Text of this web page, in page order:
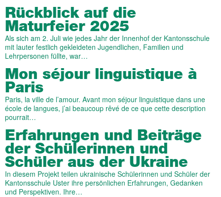
Rückblick auf die
Maturfeier 2025
Als sich am 2. Juli wie jedes Jahr der Innenhof der Kantonsschule
mit lauter festlich gekleideten Jugendlichen, Familien und
Lehrpersonen füllte, war…
Mon séjour linguistique à
Paris
Paris, la ville de l’amour. Avant mon séjour linguistique dans une
école de langues, j’ai beaucoup rêvé de ce que cette description
pourrait…
Erfahrungen und Beiträge
der Schülerinnen und
Schüler aus der Ukraine
In diesem Projekt teilen ukrainische Schülerinnen und Schüler der
Kantonsschule Uster ihre persönlichen Erfahrungen, Gedanken
und Perspektiven. Ihre…